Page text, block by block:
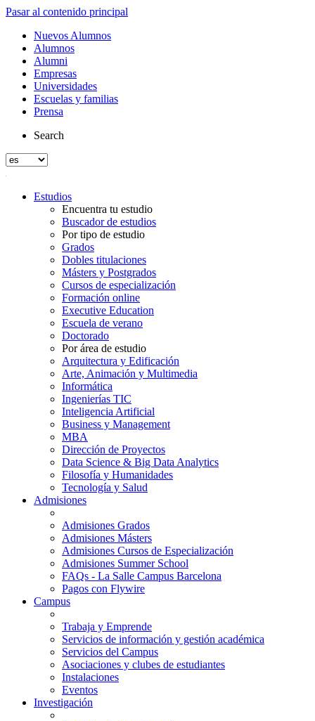
Pasar al contenido principal
Nuevos Alumnos
Alumnos
Alumni
Empresas
Universidades
Escuelas y familias
Prensa
Search
Estudios
Encuentra tu estudio
Buscador de estudios
Por tipo de estudio
Grados
Dobles titulaciones
Másters y Postgrados
Cursos de especialización
Formación online
Executive Education
Escuela de verano
Doctorado
Por área de estudio
Arquitectura y Edificación
Arte, Animación y Multimedia
Informática
Ingenierías TIC
Inteligencia Artificial
Business y Management
MBA
Dirección de Proyectos
Data Science & Big Data Analytics
Filosofía y Humanidades
Tecnología y Salud
Admisiones
Admisiones Grados
Admisiones Másters
Admisiones Cursos de Especialización
Admisiones Summer School
FAQs - La Salle Campus Barcelona
Pagos con Flywire
Campus
Trabaja y Emprende
Servicios de información y gestión académica
Servicios del Campus
Asociaciones y clubes de estudiantes
Instalaciones
Eventos
Investigación